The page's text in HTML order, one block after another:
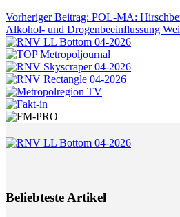
Vorheriger Beitrag: POL-MA:
Alkohol- und Drogenbeeinflussung
Beliebteste Artikel